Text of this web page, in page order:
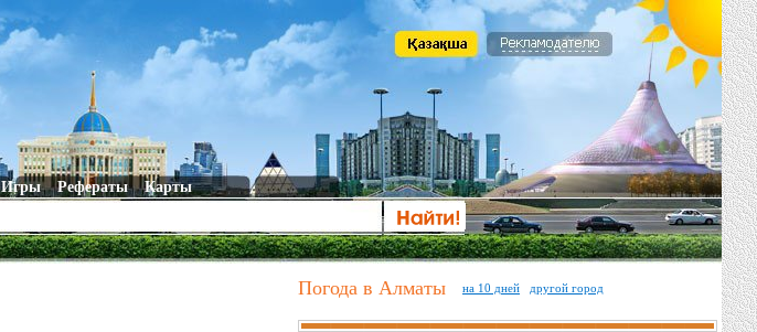
Игры Рефераты Карты
Погода в Алматы на 10 дней другой город